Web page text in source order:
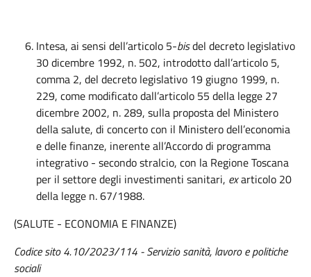
Intesa, ai sensi dell’articolo 5-bisdel decreto legislativo
30 dicembre 1992, n. 502, introdotto dall’articolo 5,
comma 2, del decreto legislativo 19 giugno 1999, n.
229, come modificato dall’articolo 55 della legge 27
dicembre 2002, n. 289, sulla proposta del Ministero
della salute, di concerto con il Ministero dell’economia
e delle finanze, inerente all’Accordo di programma
integrativo - secondo stralcio, con la Regione Toscana
per il settore degli investimenti sanitari, exarticolo 20
della legge n. 67/1988.
(SALUTE - ECONOMIA E FINANZE)
Codice sito 4.10/2023/114 - Servizio sanità, lavoro e politiche
sociali